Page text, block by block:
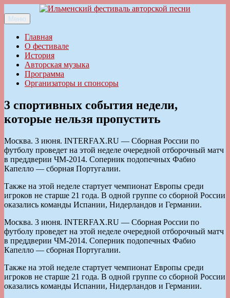
к
содержимому
Ильменский фестиваль авторской песни
Меню
Главная
О фестивале
История
Авторская музыка
Программа
Организаторы и спонсоры
3 спортивных события недели,
которые нельзя пропустить
Москва. 3 июня. INTERFAX.RU — Сборная России по
футболу проведет на этой неделе очередной отборочный матч
в преддверии ЧМ-2014. Соперник подопечных Фабио
Капелло — сборная Португалии.
Также на этой неделе стартует чемпионат Европы среди
игроков не старше 21 года. В одной группе со сборной России
оказались команды Испании, Нидерландов и Германии.
Москва. 3 июня. INTERFAX.RU — Сборная России по
футболу проведет на этой неделе очередной отборочный матч
в преддверии ЧМ-2014. Соперник подопечных Фабио
Капелло — сборная Португалии.
Также на этой неделе стартует чемпионат Европы среди
игроков не старше 21 года. В одной группе со сборной России
оказались команды Испании, Нидерландов и Германии.